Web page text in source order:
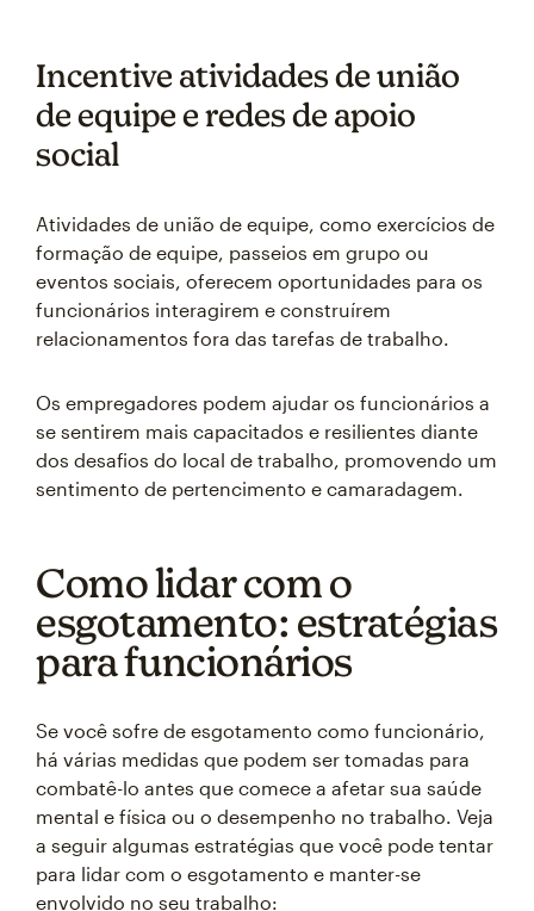
Incentive atividades de união
de equipe e redes de apoio
social
Atividades de união de equipe, como exercícios de
formação de equipe, passeios em grupo ou
eventos sociais, oferecem oportunidades para os
funcionários interagirem e construírem
relacionamentos fora das tarefas de trabalho.
Os empregadores podem ajudar os funcionários a
se sentirem mais capacitados e resilientes diante
dos desafios do local de trabalho, promovendo um
sentimento de pertencimento e camaradagem.
Como lidar com o
esgotamento: estratégias
para funcionários
Se você sofre de esgotamento como funcionário,
há várias medidas que podem ser tomadas para
combatê-lo antes que comece a afetar sua saúde
mental e física ou o desempenho no trabalho. Veja
a seguir algumas estratégias que você pode tentar
para lidar com o esgotamento e manter-se
envolvido no seu trabalho: